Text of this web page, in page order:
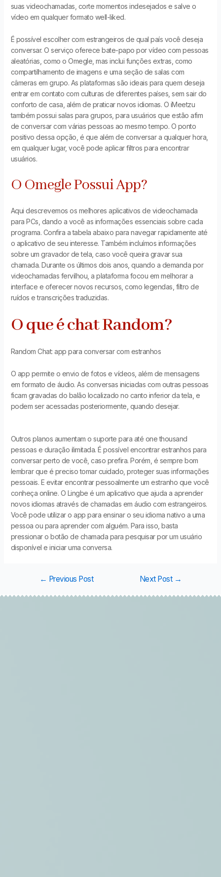
suas videochamadas, corte momentos indesejados e salve o
vídeo em qualquer formato well-liked.
É possível escolher com estrangeiros de qual país você deseja
conversar. O serviço oferece bate-papo por vídeo com pessoas
aleatórias, como o Omegle, mas inclui funções extras, como
compartilhamento de imagens e uma seção de salas com
câmeras em grupo. As plataformas são ideais para quem deseja
entrar em contato com culturas de diferentes países, sem sair do
conforto de casa, além de praticar novos idiomas. O iMeetzu
também possui salas para grupos, para usuários que estão afim
de conversar com várias pessoas ao mesmo tempo. O ponto
positivo dessa opção, é que além de conversar a qualquer hora,
em qualquer lugar, você pode aplicar filtros para encontrar
usuários.
O Omegle Possui App?
Aqui descrevemos os melhores aplicativos de videochamada
para PCs, dando a você as informações essenciais sobre cada
programa. Confira a tabela abaixo para navegar rapidamente até
o aplicativo de seu interesse. Também incluímos informações
sobre um gravador de tela, caso você queira gravar sua
chamada. Durante os últimos dois anos, quando a demanda por
videochamadas fervilhou, a plataforma focou em melhorar a
interface e oferecer novos recursos, como legendas, filtro de
ruídos e transcrições traduzidas.
O que é chat Random?
Random Chat: app para conversar com estranhos
O app permite o envio de fotos e vídeos, além de mensagens
em formato de áudio. As conversas iniciadas com outras pessoas
ficam gravadas do balão localizado no canto inferior da tela, e
podem ser acessadas posteriormente, quando desejar.
Outros planos aumentam o suporte para até one thousand
pessoas e duração ilimitada. É possível encontrar estranhos para
conversar perto de você, caso prefira. Porém, é sempre bom
lembrar que é preciso tomar cuidado, proteger suas informações
pessoais. E evitar encontrar pessoalmente um estranho que você
conheça online. O Lingbe é um aplicativo que ajuda a aprender
novos idiomas através de chamadas em áudio com estrangeiros.
Você pode utilizar o app para ensinar o seu idioma nativo a uma
pessoa ou para aprender com alguém. Para isso, basta
pressionar o botão de chamada para pesquisar por um usuário
disponível e iniciar uma conversa.
← Previous Post Next Post →